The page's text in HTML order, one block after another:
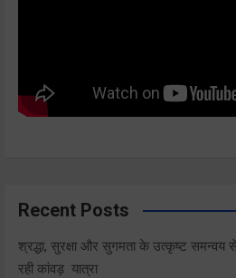
Recent Posts
श्रद्धा, सुरक्षा और सुगमता के उत्कृष्ट समन्वय
रही कांवड़ यात्रा